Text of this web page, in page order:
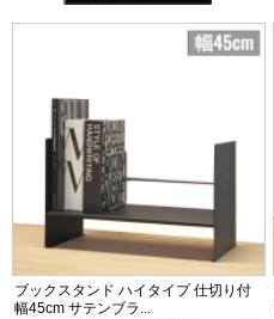
ブックスタンド ハイタイプ 仕切り付
幅45cm サテンブラ...